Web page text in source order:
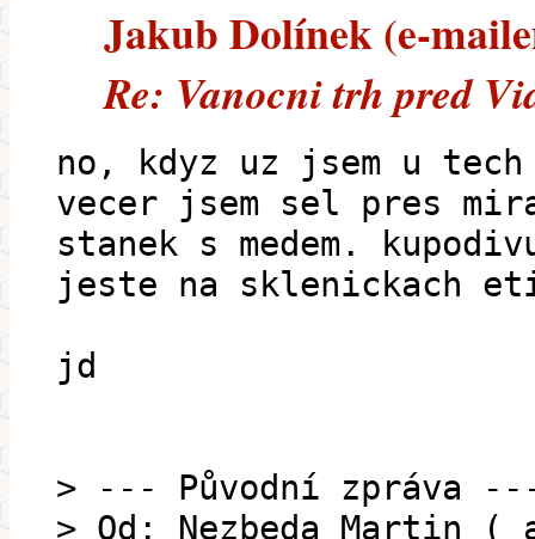
Jakub Dolínek (e-
Re: Vanocni trh pred
no, kdyz uz jsem u
vecer jsem sel pres
stanek s medem.
jeste na sklenickach
jd
> --- Původní zpráva
> Od: Nezbeda Martin (